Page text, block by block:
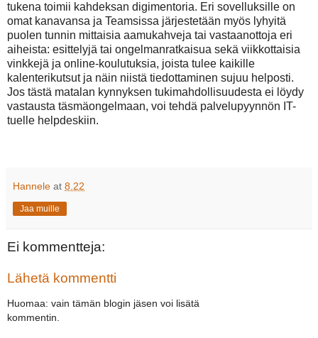
tukena toimii kahdeksan digimentoria. Eri sovelluksille on
omat kanavansa ja Teamsissa järjestetään myös lyhyitä
puolen tunnin mittaisia aamukahveja tai vastaanottoja eri
aiheista: esittelyjä tai ongelmanratkaisua sekä viikkottaisia
vinkkejä ja online-koulutuksia, joista tulee kaikille
kalenterikutsut ja näin niistä tiedottaminen sujuu helposti.
Jos tästä matalan kynnyksen tukimahdollisuudesta ei löydy
vastausta täsmäongelmaan, voi tehdä palvelupyynnön IT-
tuelle helpdeskiin.
Hannele at 8.22
Jaa muille
Ei kommentteja:
Lähetä kommentti
Huomaa: vain tämän blogin jäsen voi lisätä
kommentin.